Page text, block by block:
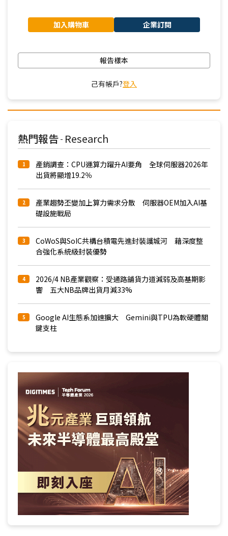
加入購物車 企業訂閱
報告樣本
己有帳戶?登入
熱門報告 - Research
1
產銷調查：CPU運算力躍升AI要角 全球伺服器2026年
出貨將顯增19.2％
2
產業趨勢丕變加上算力需求分散 伺服器OEM加入AI基
礎設施戰局
3
CoWoS與SoIC共構台積電先進封裝護城河 藉深度整
合強化系統級封裝優勢
4
2026/4 NB產業觀察：受通路舖貨力道減弱及高基期影
響 五大NB品牌出貨月減33%
5
Google AI生態系加速擴大 Gemini與TPU為軟硬體關
鍵支柱